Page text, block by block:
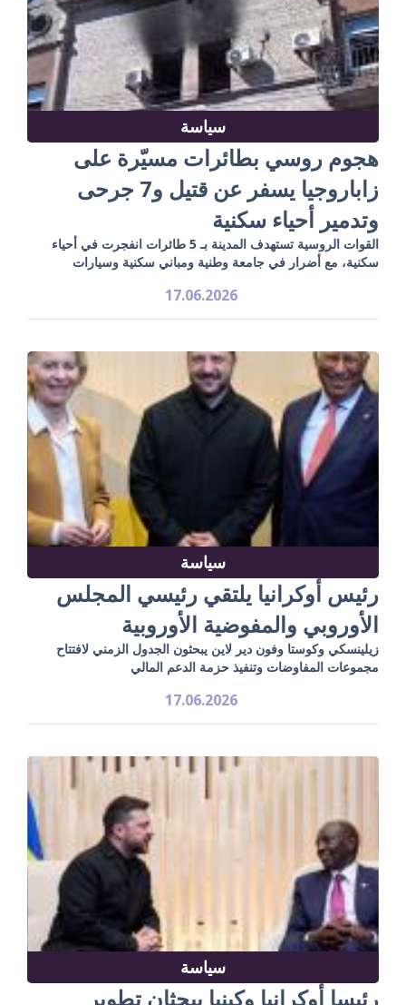
سياسة
هجوم روسي بطائرات مسيّرة على
زاباروجيا يسفر عن قتيل و7 جرحى
وتدمير أحياء سكنية
القوات الروسية تستهدف المدينة بـ 5 طائرات انفجرت في أحياء
سكنية، مع أضرار في جامعة وطنية ومباني سكنية وسيارات
17.06.2026
سياسة
رئيس أوكرانيا يلتقي رئيسي المجلس
الأوروبي والمفوضية الأوروبية
زيلينسكي وكوستا وفون دير لاين يبحثون الجدول الزمني لافتتاح
مجموعات المفاوضات وتنفيذ حزمة الدعم المالي
17.06.2026
سياسة
رئيسا أوكرانيا وكينيا يبحثان تطوير